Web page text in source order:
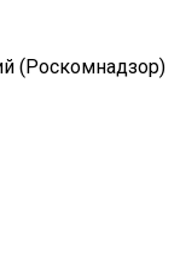
(Роскомнадзор)